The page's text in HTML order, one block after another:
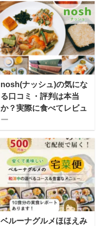
nosh(ナッシュ)の気にな
る口コミ・評判は本当
か？実際に食べてレビュ
ー
ュ)は、一流シェフと管理
栄養士によって作られ
た、糖質90%Offの食事メ
ニューを届けてくれるサ
ービスです。 この記事で
はnoshの味に関する口コ
ミやダイエットに使った
ベルーナグルメほほえみ